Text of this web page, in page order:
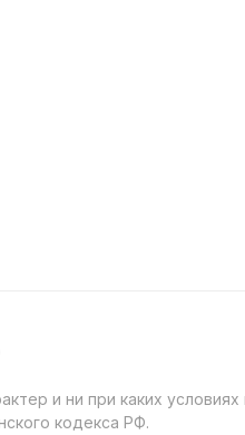
и ни при каких
кодекса РФ.